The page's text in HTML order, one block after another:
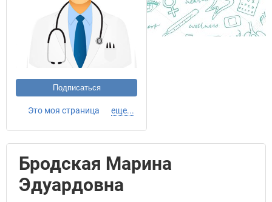
Подписаться
Это моя страница еще...
Бродская Марина
Эдуардовна